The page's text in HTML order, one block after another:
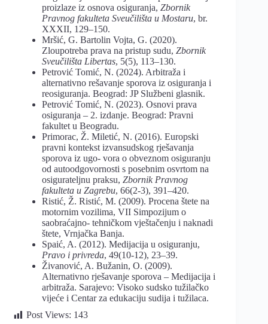
proizlaze iz osnova osiguranja, Zbornik
Pravnog fakulteta Sveučilišta u Mostaru, br.
XXXII, 129–150.
Mršić, G. Bartolin Vojta, G. (2020).
Zloupotreba prava na pristup sudu, Zbornik
Sveučilišta Libertas, 5(5), 113–130.
Petrović Tomić, N. (2024). Arbitraža i
alternativno rešavanje sporova iz osiguranja i
reosiguranja. Beograd: JP Službeni glasnik.
Petrović Tomić, N. (2023). Osnovi prava
osiguranja – 2. izdanje. Beograd: Pravni
fakultet u Beogradu.
Primorac, Ž. Miletić, N. (2016). Europski
pravni kontekst izvansudskog rješavanja
sporova iz ugo- vora o obveznom osiguranju
od autoodgovornosti s posebnim osvrtom na
osigurateljnu praksu, Zbornik Pravnog
fakulteta u Zagrebu, 66(2-3), 391–420.
Ristić, Ž. Ristić, M. (2009). Procena štete na
motornim vozilima, VII Simpozijum o
saobraćajno- tehničkom vještačenju i naknadi
štete, Vrnjačka Banja.
Spaić, A. (2012). Medijacija u osiguranju,
Pravo i privreda, 49(10-12), 23–39.
Živanović, A. Bužanin, O. (2009).
Alternativno rješavanje sporova – Medijacija i
arbitraža. Sarajevo: Visoko sudsko tužilačko
vijeće i Centar za edukaciju sudija i tužilaca.
Post Views: 143